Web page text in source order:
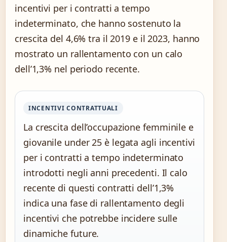
incentivi per i contratti a tempo
indeterminato, che hanno sostenuto la
crescita del 4,6% tra il 2019 e il 2023, hanno
mostrato un rallentamento con un calo
dell’1,3% nel periodo recente.
INCENTIVI CONTRATTUALI
La crescita dell’occupazione femminile e
giovanile under 25 è legata agli incentivi
per i contratti a tempo indeterminato
introdotti negli anni precedenti. Il calo
recente di questi contratti dell’1,3%
indica una fase di rallentamento degli
incentivi che potrebbe incidere sulle
dinamiche future.